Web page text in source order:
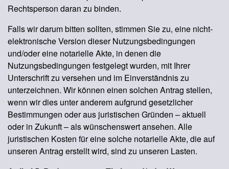
Rechtsperson daran zu binden.
Falls wir darum bitten sollten, stimmen Sie zu, eine nicht-
elektronische Version dieser Nutzungsbedingungen
und/oder eine notarielle Akte, in denen die
Nutzungsbedingungen festgelegt wurden, mit Ihrer
Unterschrift zu versehen und im Einverständnis zu
unterzeichnen. Wir können einen solchen Antrag stellen,
wenn wir dies unter anderem aufgrund gesetzlicher
Bestimmungen oder aus juristischen Gründen – aktuell
oder in Zukunft – als wünschenswert ansehen. Alle
juristischen Kosten für eine solche notarielle Akte, die auf
unseren Antrag erstellt wird, sind zu unseren Lasten.